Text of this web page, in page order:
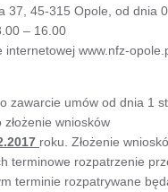
37, 45-315 Opole, od dnia
– 16.00
internetowej www.nfz-
zawarcie umów od dnia 1
wniosków
roku. Złożenie
terminowe rozpatrzenie
terminie rozpatrywane